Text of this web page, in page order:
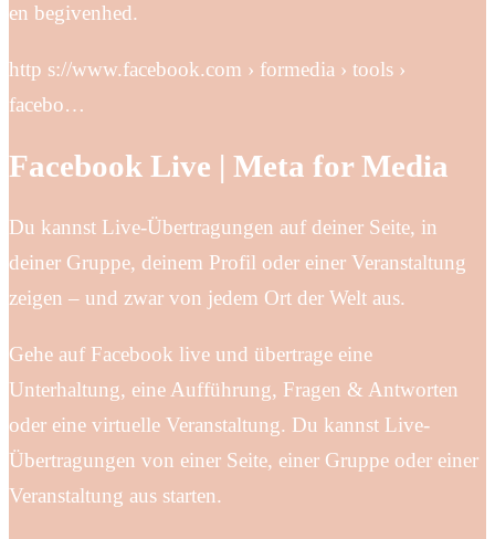
en begivenhed.
http s://www.facebook.com › formedia › tools ›
facebo…
Facebook Live | Meta for Media
Du kannst Live-Übertragungen auf deiner Seite, in
deiner Gruppe, deinem Profil oder einer Veranstaltung
zeigen – und zwar von jedem Ort der Welt aus.
Gehe auf Facebook live und übertrage eine
Unterhaltung, eine Aufführung, Fragen & Antworten
oder eine virtuelle Veranstaltung. Du kannst Live-
Übertragungen von einer Seite, einer Gruppe oder einer
Veranstaltung aus starten.